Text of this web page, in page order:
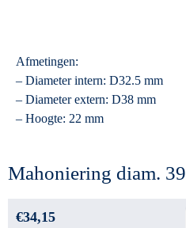
Afmetingen:
– Diameter intern: D32.5 mm
– Diameter extern: D38 mm
– Hoogte: 22 mm
Mahoniering diam.
€34,15